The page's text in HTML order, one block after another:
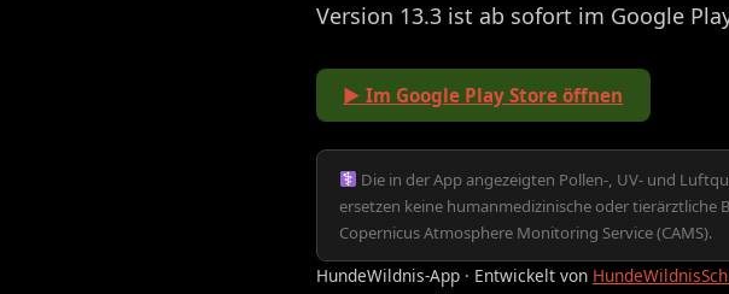
Version 13.3 ist ab sofort im Google
▶ Im Google Play Store öffnen
Die in der App angezeigten Pollen-, UV- und
ersetzen keine humanmedizinische oder
Copernicus Atmosphere Monitoring Service (CAMS).
HundeWildnis-App · Entwickelt von